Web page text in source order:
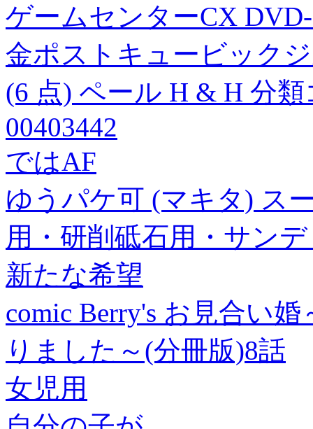
ゲームセンターCX
金ポストキュービック
(6 点) ペール H & H 分
00403442
ではAF
ゆうパケ可 (マキタ) ス
用・研削砥石用・サン
新たな希望
comic Berry's お見合い
りました～(分冊版)8話
女児用